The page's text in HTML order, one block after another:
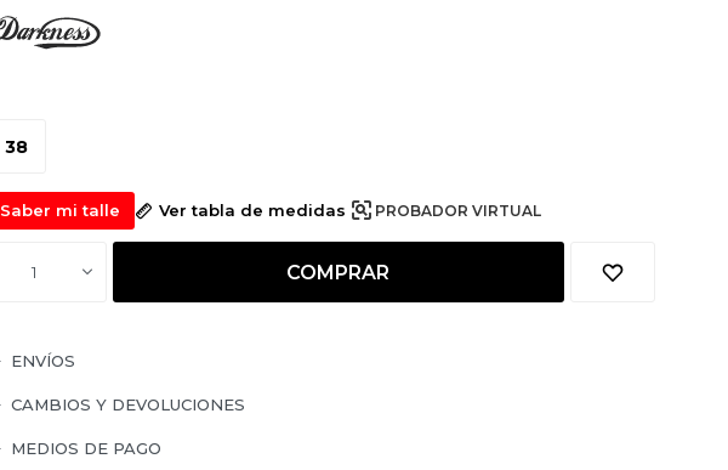
38
Saber mi talle Ver tabla de medidas PROBADOR VIRTUAL
1 COMPRAR
ENVÍOS
CAMBIOS Y DEVOLUCIONES
MEDIOS DE PAGO